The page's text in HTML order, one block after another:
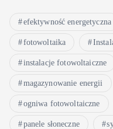
efektywność energetyczna
fotowoltaika
instalacje fotowoltaiczne
magazynowanie energii
ogniwa fotowoltaiczne
panele słoneczne